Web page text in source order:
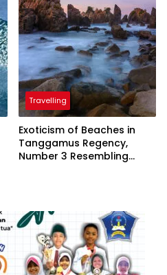
Travelling
Exoticism of Beaches in
Tanggamus Regency,
Number 3 Resembling